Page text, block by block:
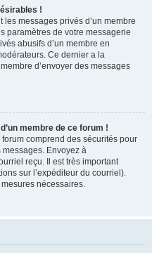
!
messages privés d’un membre
paramètres de votre messagerie
abusifs d’un membre en
Ce dernier a la
d’envoyer des messages
membre de ce forum !
comprend des sécurités pour
Envoyez à
reçu. Il est très important
sur l’expéditeur du courriel).
nécessaires.